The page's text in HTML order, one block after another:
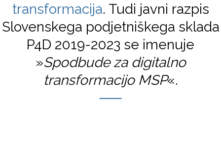
transformacija. Tudi javni razpis
Slovenskega podjetniškega sklada
P4D 2019-2023 se imenuje
»Spodbude za digitalno
transformacijo MSP«.